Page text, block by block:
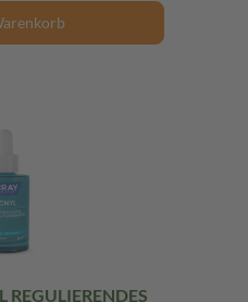
REGULIERENDES